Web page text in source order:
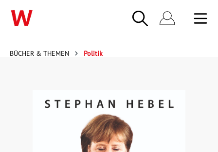
BÜCHER & THEMEN Politik